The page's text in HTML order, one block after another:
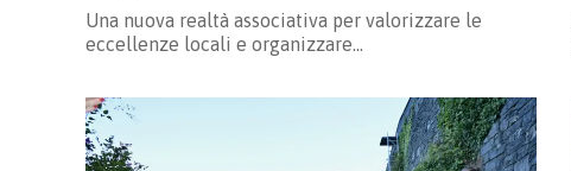
Una nuova realtà associativa per valorizzare le
eccellenze locali e organizzare…